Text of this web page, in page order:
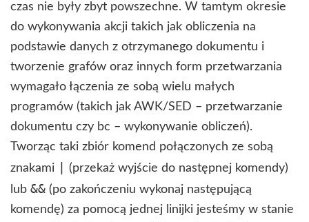
czas nie były zbyt powszechne. W tamtym okresie
do wykonywania akcji takich jak obliczenia na
podstawie danych z otrzymanego dokumentu i
tworzenie grafów oraz innych form przetwarzania
wymagało łączenia ze sobą wielu małych
programów (takich jak AWK/SED – przetwarzanie
dokumentu czy bc – wykonywanie obliczeń).
Tworząc taki zbiór komend połączonych ze sobą
znakami
(przekaż wyjście do następnej komendy)
lub && (po zakończeniu wykonaj następującą
komendę) za pomocą jednej linijki jesteśmy w stanie